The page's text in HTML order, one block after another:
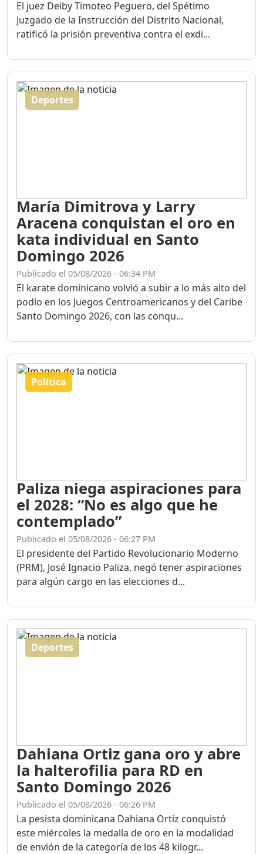
El juez Deiby Timoteo Peguero, del Spétimo
Juzgado de la Instrucción del Distrito Nacional,
ratificó la prisión preventiva contra el exdi...
Deportes
María Dimitrova y Larry
Aracena conquistan el oro en
kata individual en Santo
Domingo 2026
Publicado el 05/08/2026 - 06:34 PM
El karate dominicano volvió a subir a lo más alto del
podio en los Juegos Centroamericanos y del Caribe
Santo Domingo 2026, con las conqu...
Política
Paliza niega aspiraciones para
el 2028: “No es algo que he
contemplado”
Publicado el 05/08/2026 - 06:27 PM
El presidente del Partido Revolucionario Moderno
(PRM), José Ignacio Paliza, negó tener aspiraciones
para algún cargo en las elecciones d...
Deportes
Dahiana Ortiz gana oro y abre
la halterofilia para RD en
Santo Domingo 2026
Publicado el 05/08/2026 - 06:26 PM
La pesista dominicana Dahiana Ortiz conquistó
este miércoles la medalla de oro en la modalidad
de envión de la categoría de los 48 kilogr...